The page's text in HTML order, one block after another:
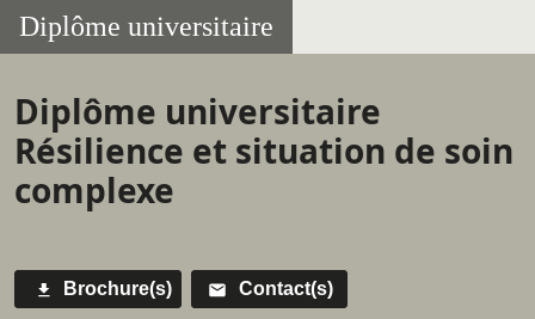
Diplôme universitaire
Diplôme universitaire
Résilience et situation de soin
complexe
Call to
Brochure(s) Contact(s)